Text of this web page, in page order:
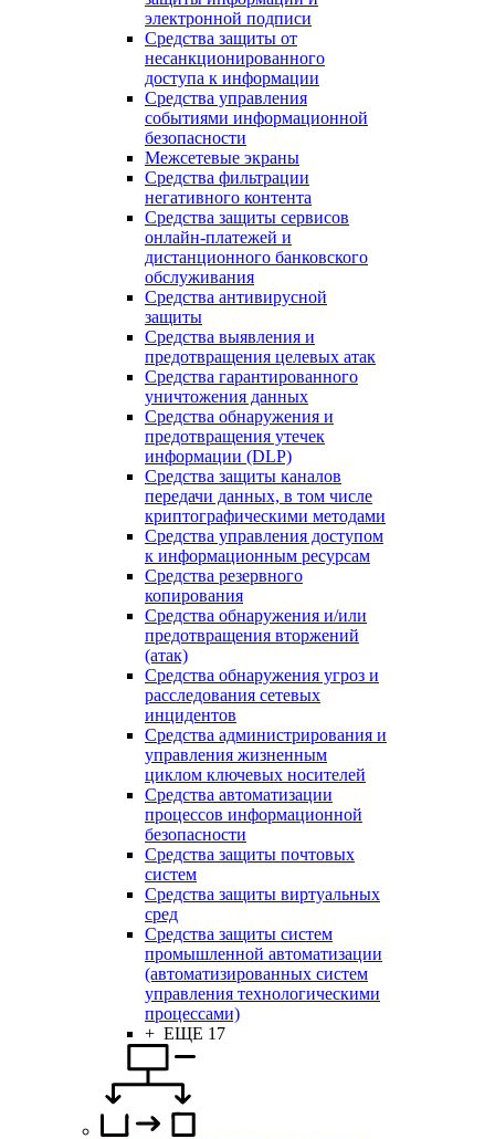
электронной подписи
Средства защиты от
несанкционированного
доступа к информации
Средства управления
событиями информационной
безопасности
Межсетевые экраны
Средства фильтрации
негативного контента
Средства защиты сервисов
онлайн-платежей и
дистанционного банковского
обслуживания
Средства антивирусной
защиты
Средства выявления и
предотвращения целевых атак
Средства гарантированного
уничтожения данных
Средства обнаружения и
предотвращения утечек
информации (DLP)
Средства защиты каналов
передачи данных, в том числе
криптографическими методами
Средства управления доступом
к информационным ресурсам
Средства резервного
копирования
Средства обнаружения и/или
предотвращения вторжений
(атак)
Средства обнаружения угроз и
расследования сетевых
инцидентов
Средства администрирования и
управления жизненным
циклом ключевых носителей
Средства автоматизации
процессов информационной
безопасности
Средства защиты почтовых
систем
Средства защиты виртуальных
сред
Средства защиты систем
промышленной автоматизации
(автоматизированных систем
управления технологическими
процессами)
+ ЕЩЕ 17